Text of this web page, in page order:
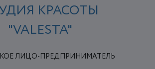
КРАСОТЫ
"VALESTA"
ЛИЦО-ПРЕДПРИНИМАТЕЛЬ